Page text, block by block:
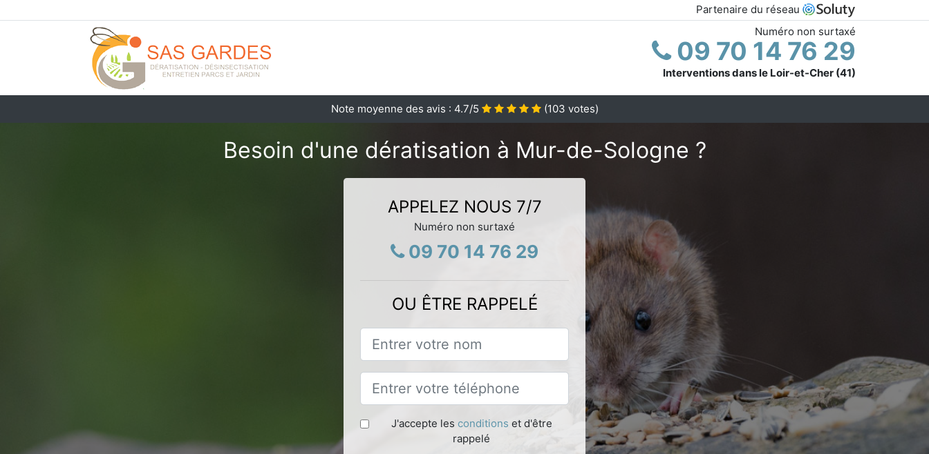
Partenaire du réseau
Numéro non surtaxé
09 70 14 76 29
Interventions dans le Loir-et-Cher (41)
Note moyenne des avis : 4.7/5 (103 votes)
Besoin d'une dératisation à Mur-de-Sologne ?
APPELEZ NOUS 7/7
Numéro non surtaxé
09 70 14 76 29
OU ÊTRE RAPPELÉ
J'accepte les conditions et d'être
rappelé